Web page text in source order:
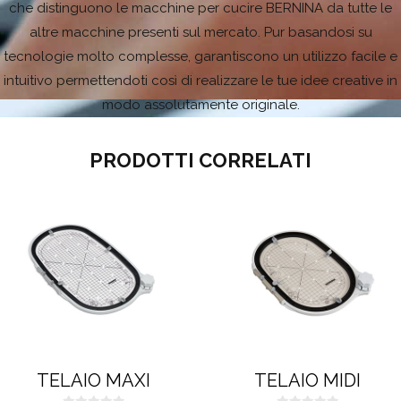
che distinguono le macchine per cucire BERNINA da tutte le
altre macchine presenti sul mercato. Pur basandosi su
tecnologie molto complesse, garantiscono un utilizzo facile e
intuitivo permettendoti così di realizzare le tue idee creative in
modo assolutamente originale.
PRODOTTI CORRELATI
TELAIO MAXI TELAIO MIDI